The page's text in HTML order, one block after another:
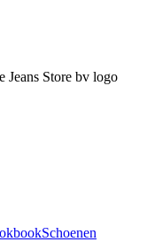
Schoenen